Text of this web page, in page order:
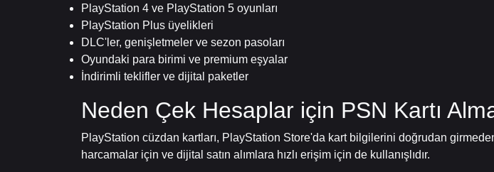
PlayStation 4 ve PlayStation 5 oyunları
PlayStation Plus üyelikleri
DLC'ler, genişletmeler ve sezon pasoları
Oyundaki para birimi ve premium eşyalar
İndirimli teklifler ve dijital paketler
Neden Çek Hesaplar için PSN Kartı
PlayStation cüzdan kartları, PlayStation Store'da kart bilgilerini doğrudan
harcamalar için ve dijital satın alımlara hızlı erişim için de kullanışlıdır.